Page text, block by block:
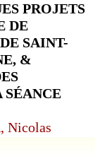
PROJETS
DE
SAINT-
&
SÉANCE
Nicolas